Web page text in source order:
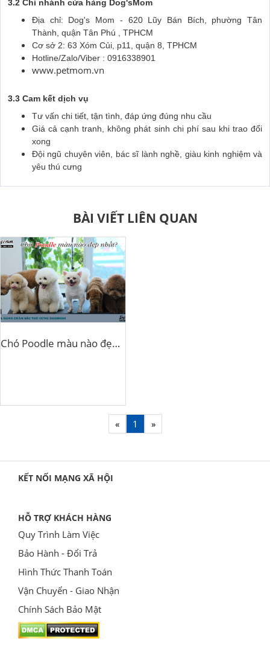
3.2 Chi nhánh cửa hàng Dog'sMom
Địa chỉ: Dog's Mom - 620 Lũy Bán Bích, phường Tân
Thành, quận Tân Phú , TPHCM
Cơ sở 2: 63 Xóm Củi, p11, quận 8, TPHCM
Hotline/Zalo/Viber : 0916338901
www.petmom.vn
3.3 Cam kết dịch vụ
Tư vấn chi tiết, tận tình, đáp ứng đúng nhu cầu
Giá cả cạnh tranh, không phát sinh chi phí sau khi trao đổi
xong
Đội ngũ chuyên viên, bác sĩ lành nghề, giàu kinh nghiệm và
yêu thú cưng
BÀI VIẾT LIÊN QUAN
Chó Poodle màu nào đẹp nhất?
« 1 »
KẾT NỐI MẠNG XÃ HỘI
HỖ TRỢ KHÁCH HÀNG
Quy Trình Làm Việc
Bảo Hành - Đổi Trả
Hình Thức Thanh Toán
Vận Chuyển - Giao Nhận
Chính Sách Bảo Mật